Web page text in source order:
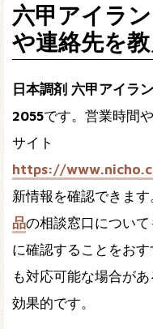
六甲アイラ
や連絡先を
日本調剤 六甲アイラ
2055です。営業時間
サイト
https://
新情報を確認できます
品の相談窓口につい
に確認することをお
も対応可能な場合が
効果的です。